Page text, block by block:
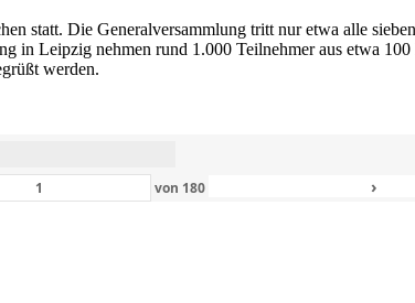
statt. Die Generalversammlung tritt nur etwa alle
in Leipzig nehmen rund 1.000 Teilnehmer aus etwa
werden.
von 180 ›